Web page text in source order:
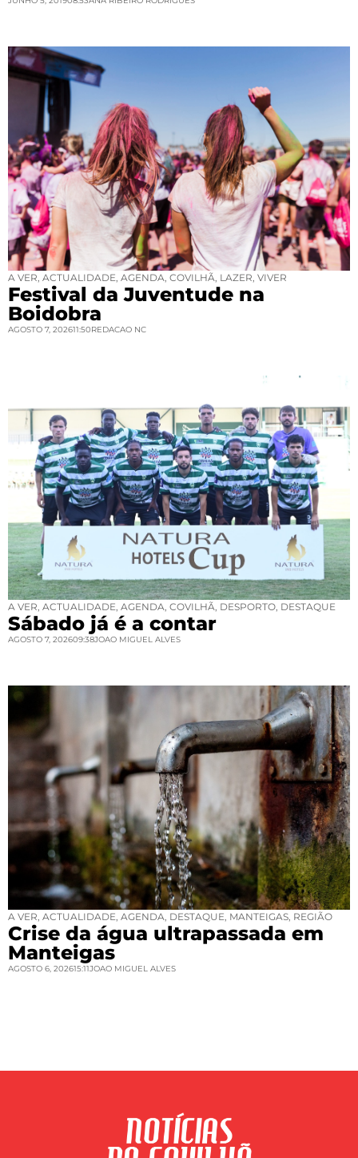
A VER ACTUALIDADE AGENDA COVILHÃ LAZER VIVER
Festival da Juventude na
Boidobra
AGOSTO 7, 202611:50REDACAO NC
A VER ACTUALIDADE AGENDA COVILHÃ DESPORTO DESTAQUE
Sábado já é a contar
AGOSTO 7, 202609:38JOAO MIGUEL ALVES
A VER ACTUALIDADE AGENDA DESTAQUE MANTEIGAS REGIÃO
Crise da água ultrapassada em
Manteigas
AGOSTO 6, 202615:11JOAO MIGUEL ALVES